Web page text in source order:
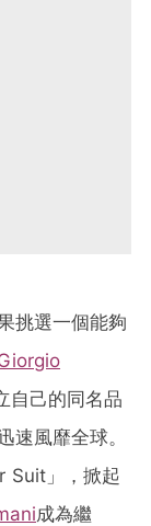
挑選一個能夠
自己的同名品
速風靡全球。
Suit」，掀起
成為繼